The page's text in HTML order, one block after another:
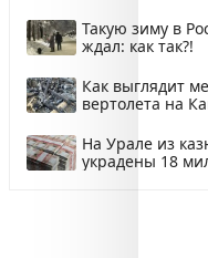
Такую зиму в
ждал: как так?!
Как выглядит
вертолета на
На Урале из
украдены 18